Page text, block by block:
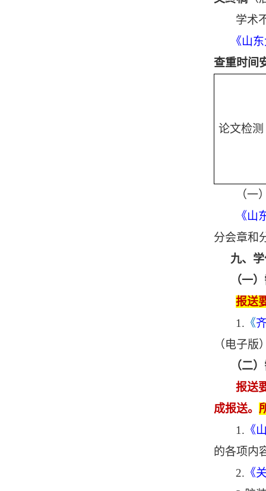
学术
《山
查重时间
论文检测
（一
《
分会章和
九、
（一
报送
1. 《
（电子版
（二
报送
成报送。
1. 《
的各项内
2. 《